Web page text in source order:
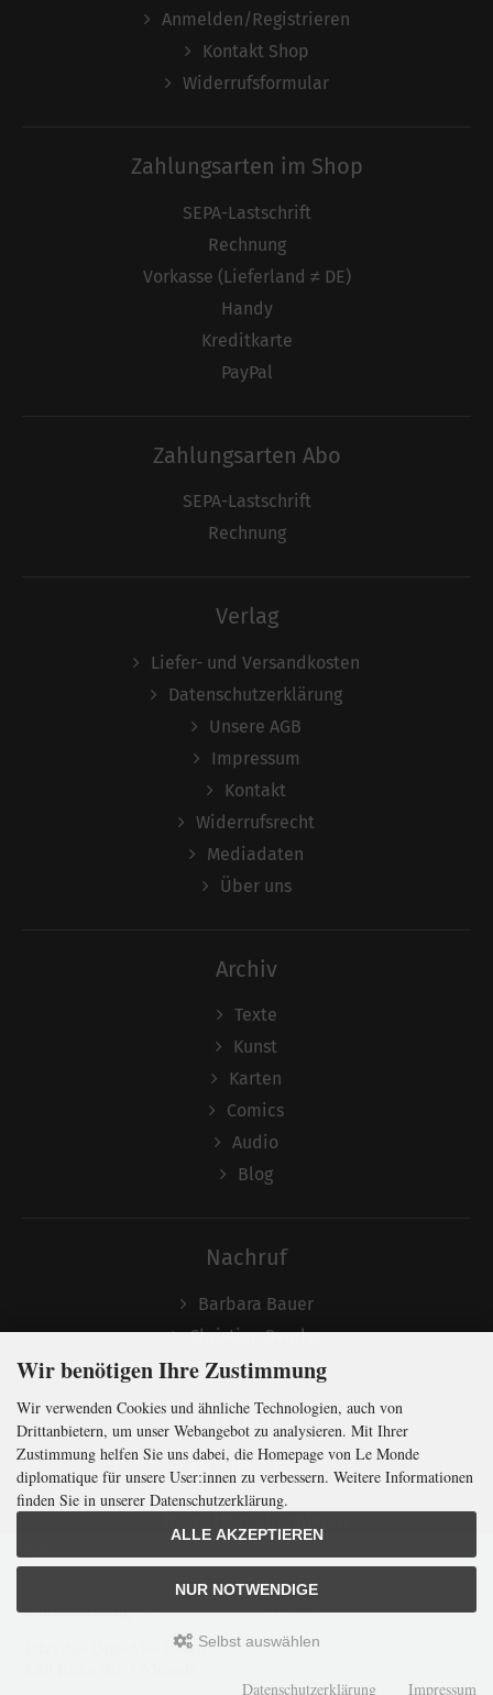
mit der weltweitgrößten
MonatszeitungfürinternationalePolitik
Jetzt das Digi-Abo testen:
Anmelden/Registrieren
Kontakt Shop
Widerrufsformular
Zahlungsarten im Shop
SEPA-Lastschrift
Rechnung
Vorkasse (Lieferland ≠ DE)
Handy
Kreditkarte
PayPal
Zahlungsarten Abo
SEPA-Lastschrift
Rechnung
Verlag
Liefer- und Versandkosten
Datenschutzerklärung
Unsere AGB
Impressum
Kontakt
Widerrufsrecht
Mediadaten
Über uns
Archiv
Texte
Kunst
Karten
Comics
Audio
Blog
Nachruf
Barbara Bauer
Christian Semler
Folgen
LMd © 2026 | Template © 2009-2026 bymodified eCommerce Shopsoftware
Wir benötigen Ihre Zustimmung
Wir verwenden Cookies und ähnliche Technologien, auch von
Drittanbietern, um unser Webangebot zu analysieren. Mit Ihrer
Zustimmung helfen Sie uns dabei, die Homepage von Le Monde
diplomatique für unsere User:innen zu verbessern. Weitere Informationen
finden Sie in unserer Datenschutzerklärung.
ALLE AKZEPTIEREN
NUR NOTWENDIGE
Selbst auswählen
Datenschutzerklärung Impressum